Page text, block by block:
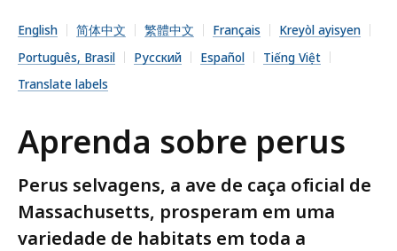
English 简体中文 繁體中文 Français
Kreyòl ayisyen
Português, Brasil
Русский Español
Tiếng Việt
Translate labels
Aprenda sobre perus
Perus selvagens, a ave de caça oficial de
Massachusetts, prosperam em uma
variedade de habitats em toda a